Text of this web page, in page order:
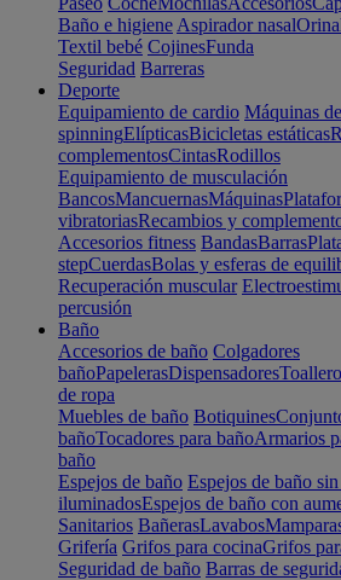
Baño e higiene Aspirador nasal
Textil bebé CojinesFunda
Seguridad Barreras
Deporte
Equipamiento de cardio Máquinas
spinningElípticasBicicletas estáticas
complementosCintasRodillos
Equipamiento de musculación
BancosMancuernasMáquinas
vibratoriasRecambios y
Accesorios fitness BandasBarras
stepCuerdasBolas y esferas de
Recuperación muscular
percusión
Baño
Accesorios de baño Colgadores
bañoPapelerasDispensadores
de ropa
Muebles de baño Botiquines
bañoTocadores para bañoArmarios
baño
Espejos de baño Espejos de baño
iluminadosEspejos de baño con
Sanitarios BañerasLavabos
Grifería Grifos para cocinaGrifos
Seguridad de baño Barras de